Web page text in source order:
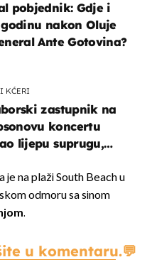
pobjednik: Gdje i
nakon Oluje
Ante Gotovina?
KĆERI
zastupnik na
koncertu
lijepu suprugu,
na plaži South Beach u
odmoru sa sinom
.
u komentaru.